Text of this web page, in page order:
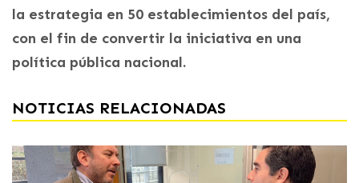
la estrategia en 50 establecimientos del país,
con el fin de convertir la iniciativa en una
política pública nacional.
NOTICIAS RELACIONADAS